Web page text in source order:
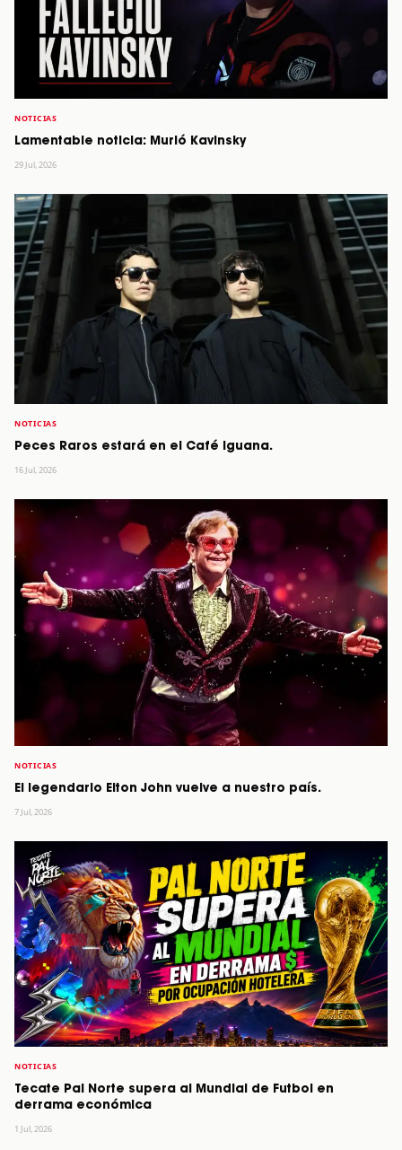
NOTICIAS
Lamentable noticia: Murió Kavinsky
29 Jul, 2026
NOTICIAS
Peces Raros estará en el Café Iguana.
16 Jul, 2026
NOTICIAS
El legendario Elton John vuelve a nuestro país.
7 Jul, 2026
NOTICIAS
Tecate Pal Norte supera al Mundial de Futbol en
derrama económica
1 Jul, 2026